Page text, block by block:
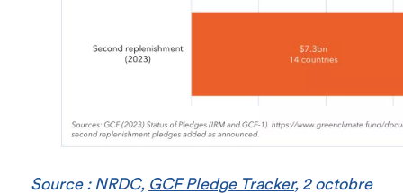
Source : NRDC, GCF Pledge Tracker, 2 octobre